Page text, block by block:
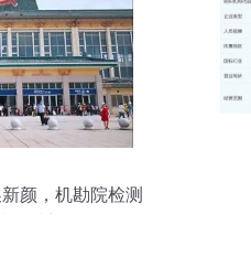
颜，机勘院检测